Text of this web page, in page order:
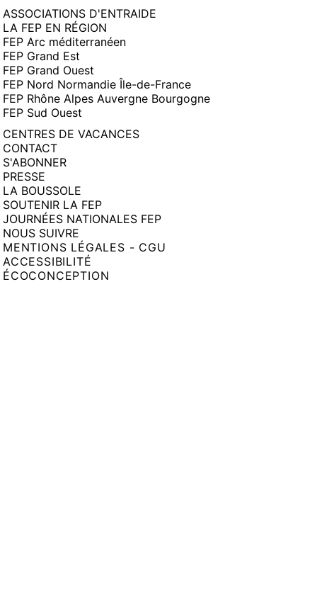
ASSOCIATIONS D'ENTRAIDE
LA FEP EN RÉGION
FEP Arc méditerranéen
FEP Grand Est
FEP Grand Ouest
FEP Nord Normandie Île-de-France
FEP Rhône Alpes Auvergne Bourgogne
FEP Sud Ouest
CENTRES DE VACANCES
CONTACT
S'ABONNER
PRESSE
LA BOUSSOLE
SOUTENIR LA FEP
JOURNÉES NATIONALES FEP
NOUS SUIVRE
MENTIONS LÉGALES - CGU
ACCESSIBILITÉ
ÉCOCONCEPTION